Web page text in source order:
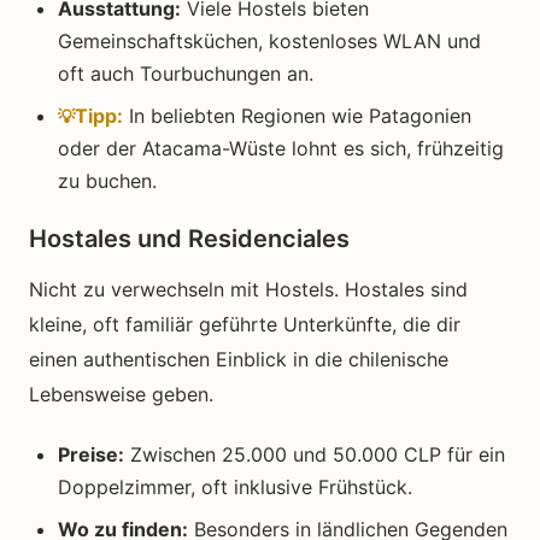
Ausstattung: Viele Hostels bieten
Gemeinschaftsküchen, kostenloses WLAN und
oft auch Tourbuchungen an.
Tipp: In beliebten Regionen wie Patagonien
oder der Atacama-Wüste lohnt es sich, frühzeitig
zu buchen.
Hostales und Residenciales
Nicht zu verwechseln mit Hostels. Hostales sind
kleine, oft familiär geführte Unterkünfte, die dir
einen authentischen Einblick in die chilenische
Lebensweise geben.
Preise: Zwischen 25.000 und 50.000 CLP für ein
Doppelzimmer, oft inklusive Frühstück.
Wo zu finden: Besonders in ländlichen Gegenden